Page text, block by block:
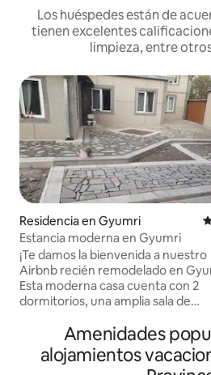
Los huéspedes están de
tienen excelentes
limpieza, entre
Residencia en Gyumri
Estancia moderna en Gyumri
¡Te damos la bienvenida a nuestro
Airbnb recién remodelado en
Esta moderna casa cuenta con 2
dormitorios, una amplia sala de
de baldosas con encimeras de
Duerme profundamente en la
tamaño king o en 2 camas
Amenidades
alojamientos